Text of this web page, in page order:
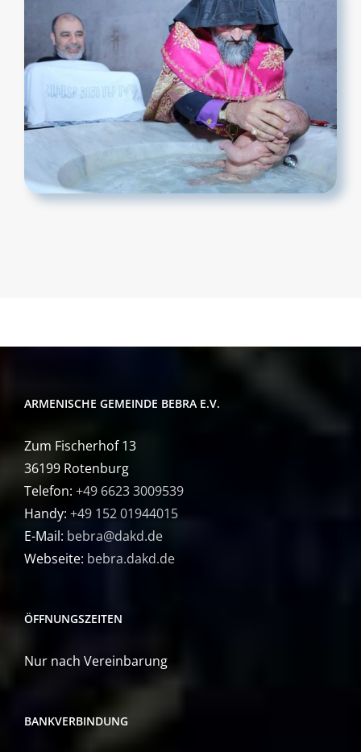
ARMENISCHE GEMEINDE BEBRA E.V.
Zum Fischerhof 13
36199 Rotenburg
Telefon: +49 6623 3009539
Handy: +49 152 01944015
E-Mail: bebra@dakd.de
Webseite: bebra.dakd.de
ÖFFNUNGSZEITEN
Nur nach Vereinbarung
BANKVERBINDUNG